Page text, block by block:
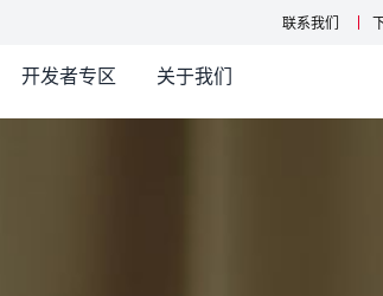
联系我们
开发者专区 关于我们